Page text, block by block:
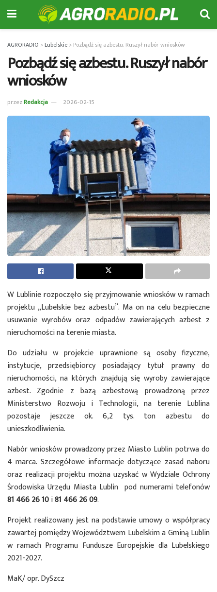
AGRORADIO >Lubelskie > Pozbądź się azbestu. Ruszył nabór wniosków
Pozbądź się azbestu. Ruszył nabór
wniosków
przezRedakcja 2026-02-15
W Lublinie rozpoczęło się przyjmowanie wniosków w ramach
projektu „Lubelskie bez azbestu”. Ma on na celu bezpieczne
usuwanie wyrobów oraz odpadów zawierających azbest z
nieruchomości na terenie miasta.
Do udziału w projekcie uprawnione są osoby fizyczne,
instytucje, przedsiębiorcy posiadający tytuł prawny do
nieruchomości, na których znajdują się wyroby zawierające
azbest. Zgodnie z bazą azbestową prowadzoną przez
Ministerstwo Rozwoju i Technologii, na terenie Lublina
pozostaje jeszcze ok. 6,2 tys. ton azbestu do
unieszkodliwienia.
Nabór wniosków prowadzony przez Miasto Lublin potrwa do
4 marca. Szczegółowe informacje dotyczące zasad naboru
oraz realizacji projektu można uzyskać w Wydziale Ochrony
Środowiska Urzędu Miasta Lublin pod numerami telefonów
81 466 26 10i81 466 26 09.
Projekt realizowany jest na podstawie umowy o współpracy
zawartej pomiędzy Województwem Lubelskim a Gminą Lublin
w ramach Programu Fundusze Europejskie dla Lubelskiego
2021-2027.
MaK/ opr. DySzcz